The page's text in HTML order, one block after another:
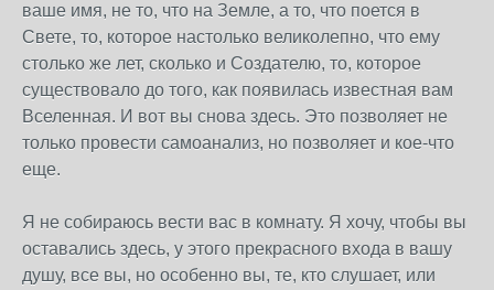
ваше имя, не то, что на Земле, а то, что поется в
Свете, то, которое настолько великолепно, что ему
столько же лет, сколько и Создателю, то, которое
существовало до того, как появилась известная вам
Вселенная. И вот вы снова здесь. Это позволяет не
только провести самоанализ, но позволяет и кое-что
еще.
Я не собираюсь вести вас в комнату. Я хочу, чтобы вы
оставались здесь, у этого прекрасного входа в вашу
душу, все вы, но особенно вы, те, кто слушает, или